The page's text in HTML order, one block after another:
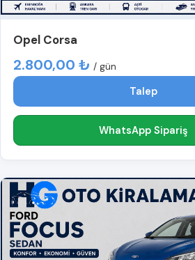
Opel Corsa
2.800,00 ₺ / gün
Talep
WhatsApp Sipariş